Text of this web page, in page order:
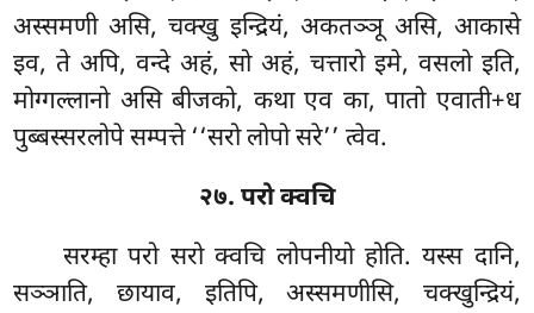
अस्समणी असि, चक्खु इन्द्रियं, अकतञ्ञू असि, आकासे
इव, ते अपि, वन्दे अहं, सो अहं, चत्तारो इमे, वसलो इति,
मोग्गल्लानो असि बीजको, कथा एव का, पातो एवाती+ध
पुब्बस्सरलोपे सम्पत्ते ‘‘सरो लोपो सरे’’ त्वेव.
२७. परो क्वचि
सरम्हा परो सरो क्वचि लोपनीयो होति. यस्स दानि,
सञ्ञाति, छायाव, इतिपि, अस्समणीसि, चक्खुन्द्रियं,